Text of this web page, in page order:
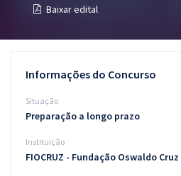
Questões grátis
Conteúdo gratuito
Aprovados
Baixar edital
Informações do Concurso
Situação
Preparação a longo prazo
Instituição
FIOCRUZ - Fundação Oswaldo Cruz